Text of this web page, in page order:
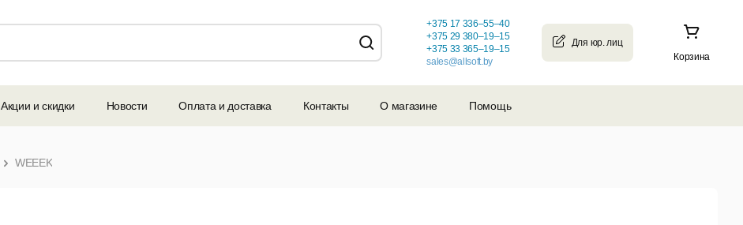
Корзина
+375 17 336–55–40
+375 29 380–19–15
+375 33 365–19–15
sales@allsoft.by
Акции и скидки Новости Оплата и доставка Контакты О магазине Помощь
WEEEK